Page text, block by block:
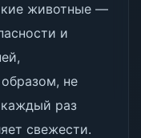
животные —
и
не
раз
свежести.